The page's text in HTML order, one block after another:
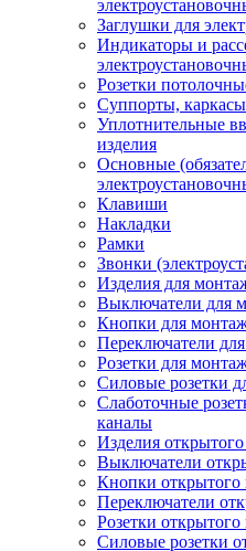
Заглушки для
Индикаторы и
Розетки
Суппорты, каркасы
Уплотнительные
изделия
Основные
Клавиши
Накладки
Рамки
Звонки
Изделия для
Выключатели для
Кнопки для
Переключатели
Розетки для
Силовые розетки
Слаботочные
каналы
Изделия
Выключатели
Кнопки открытого
Переключатели
Розетки
Силовые розетки